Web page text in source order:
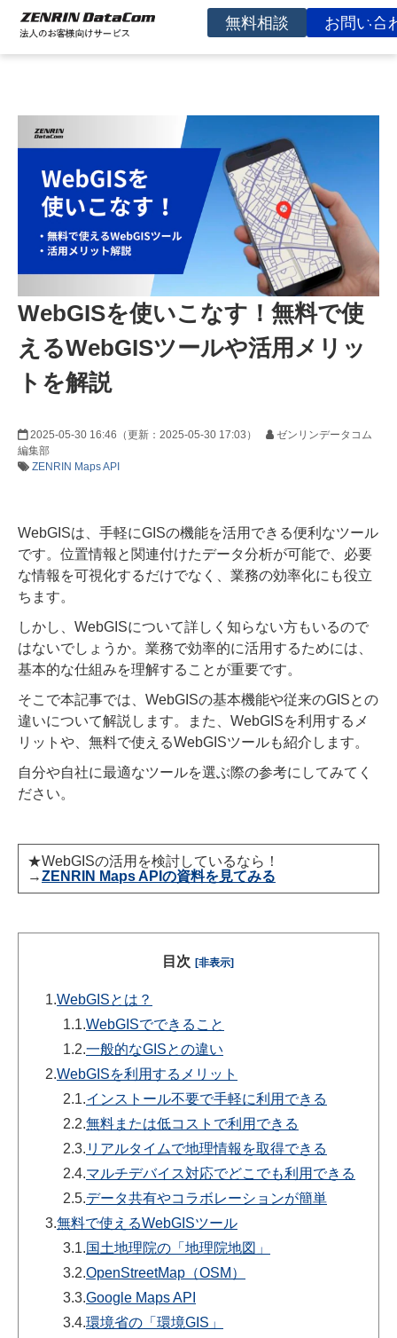
無料相談 お問い合
お役立ち資料
コラム
イベント
よくあるご質問
企業情報
WebGISを使いこなす！無料で使
えるWebGISツールや活用メリッ
トを解説
2025-05-30 16:46 （更新： 2025-05-30 17:03 ）
ゼンリンデータコム
編集部
ZENRIN Maps API
WebGISは、手軽にGISの機能を活用できる便利なツール
です。位置情報と関連付けたデータ分析が可能で、必要
な情報を可視化するだけでなく、業務の効率化にも役立
ちます。
しかし、WebGISについて詳しく知らない方もいるので
はないでしょうか。業務で効率的に活用するためには、
基本的な仕組みを理解することが重要です。
そこで本記事では、WebGISの基本機能や従来のGISとの
違いについて解説します。また、WebGISを利用するメ
リットや、無料で使えるWebGISツールも紹介します。
自分や自社に最適なツールを選ぶ際の参考にしてみてく
ださい。
★WebGISの活用を検討しているなら！
→ZENRIN Maps APIの資料を見てみる
目次 [非表示]
1.WebGISとは？
1.1.WebGISでできること
1.2.一般的なGISとの違い
2.WebGISを利用するメリット
2.1.インストール不要で手軽に利用できる
2.2.無料または低コストで利用できる
2.3. リアルタイムで地理情報を取得できる
2.4.マルチデバイス対応でどこでも利用できる
2.5.データ共有やコラボレーションが簡単
3.無料で使えるWebGISツール
3.1.国土地理院の「地理院地図」
3.2.OpenStreetMap（OSM）
3.3.Google Maps API
3.4.環境省の「環境GIS」